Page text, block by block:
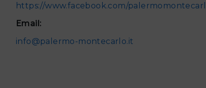
https://www.facebook.com/
Email:
info@palermo-montecarlo.it